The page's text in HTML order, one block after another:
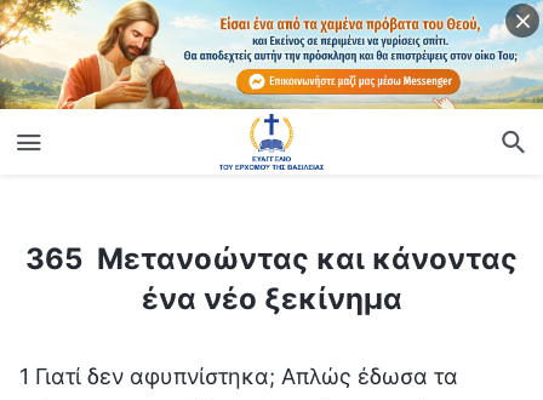
365 Μετανοώντας και κάνοντας ένα νέο ξεκίνημα
365 Μετανοώντας και κάνοντας
ένα νέο ξεκίνημα
1 Γιατί δεν αφυπνίστηκα; Απλώς έδωσα τα